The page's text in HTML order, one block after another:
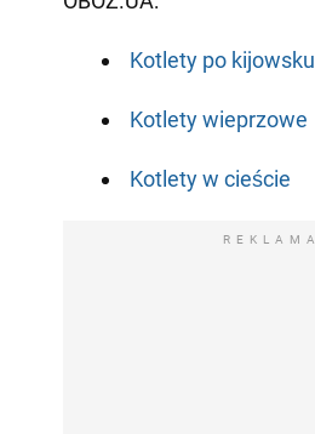
Kotlety po kijowsku
Kotlety wieprzowe
Kotlety w cieście
REKLAMA